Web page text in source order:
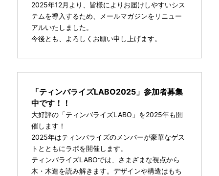
2025年12月より、皆様によりお届けしやすいシス
テムを導入するため、メールマガジンをリニュー
アルいたしました。
今後とも、よろしくお願い申し上げます。
「ティンバライズLABO2025」参加者募集
中です！！
大好評の「ティンバライズLABO」を2025年も開
催します！
2025年はティンバライズのメンバーが豪華なゲス
トとともにラボを開催します。
ティンバライズLABOでは、さまざまな視点から
木・木造を読み解きます。デザインや構造はもち